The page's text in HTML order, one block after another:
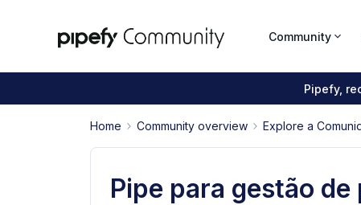
Community
Pipefy,
Home Community overview Explore a
Pipe para gestão